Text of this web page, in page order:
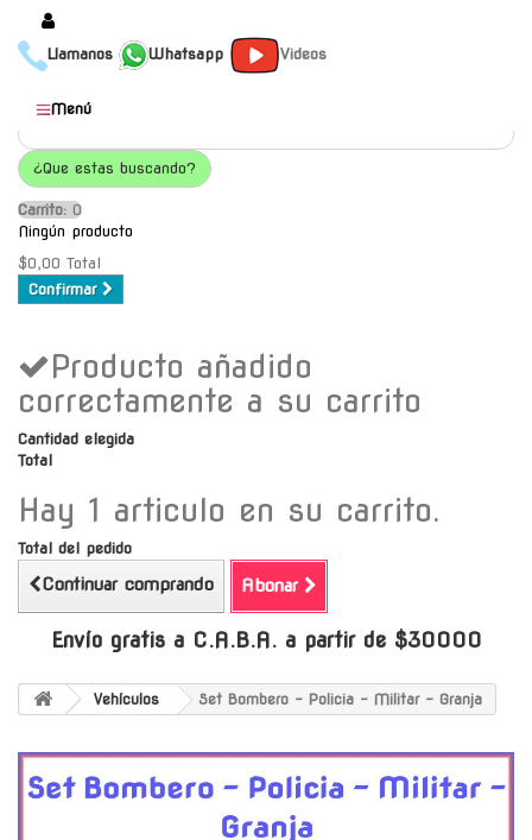
Llamanos Whatsapp Videos
Productos
Populares
Categorías
Marcas
Mayoristas
Contacto
Envío gratis a C.A.B.A. a
partir de $30000
Menú
¿Que estas buscando?
Carrito: O
Ningún producto
$0,00 Total
Confirmar
Producto añadido
correctamente a su carrito
Cantidad elegida
Total
Hay 1 articulo en su carrito.
Total del pedido
Continuar comprando Abonar
Envío gratis a C.A.B.A. a partir de $30000
Vehículos Set Bombero - Policia - Militar - Granja